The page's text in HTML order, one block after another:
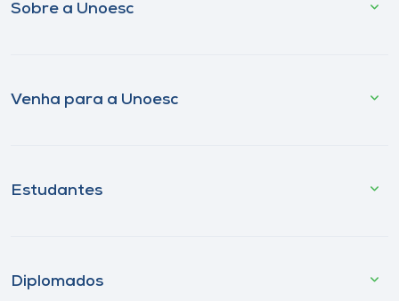
Sobre a Unoesc
Venha para a Unoesc
Estudantes
Diplomados